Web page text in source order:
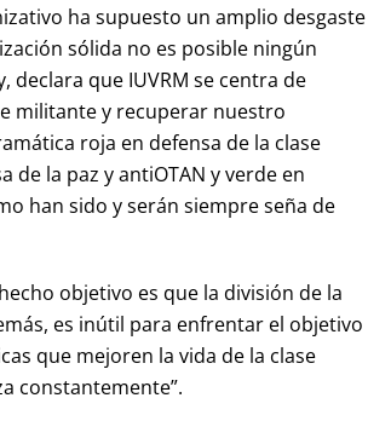
ha supuesto un amplio desgaste
sólida no es posible ningún
que IUVRM se centra de
militante y recuperar nuestro
roja en defensa de la clase
de la paz y antiOTAN y verde en
han sido y serán siempre seña de
objetivo es que la división de la
es inútil para enfrentar el objetivo
que mejoren la vida de la clase
constantemente”.